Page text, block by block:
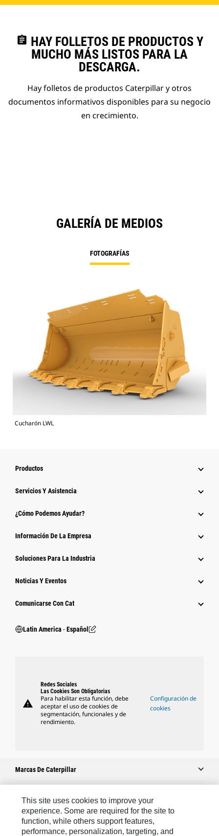
assignment HAY FOLLETOS DE PRODUCTOS Y
MUCHO MÁS LISTOS PARA LA
DESCARGA.
Hay folletos de productos Caterpillar y otros
documentos informativos disponibles para su negocio
en crecimiento.
GALERÍA DE MEDIOS
FOTOGRAFÍAS
Cucharón LWL
Productos
Servicios Y Asistencia
¿Cómo Podemos Ayudar?
Información De La Empresa
Soluciones Para La Industria
Noticias Y Eventos
Comunicarse Con Cat
Latin America ‧ Español
warning
Redes Sociales
Las Cookies Son Obligatorias
Para habilitar esta función, debe
aceptar el uso de cookies de
segmentación, funcionales y de
rendimiento.
Configuración de
cookies
Marcas De Caterpillar
Caterpillar.com
Comuníquese Con Caterpillar
This site uses cookies to improve your
experience. Some are required for the site to
function, while others support features,
performance, personalization, targeting, and